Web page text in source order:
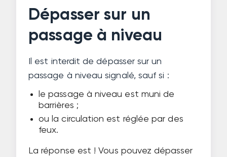
Dépasser sur un
passage à niveau
Il est interdit de dépasser sur un
passage à niveau signalé, sauf si :
le passage à niveau est muni de
barrières ;
ou la circulation est réglée par des
feux.
La réponse est ! Vous pouvez dépasser